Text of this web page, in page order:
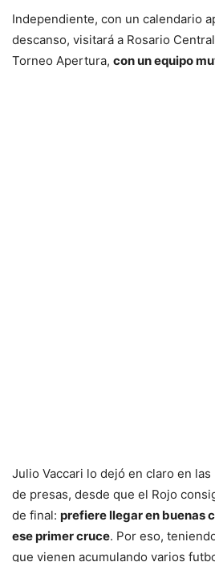
Independiente, con un calendario
descanso, visitará a Rosario
Torneo Apertura, con un equipo
Julio Vaccari lo dejó en claro en
de presas, desde que el Rojo
de final: prefiere llegar en buenas
ese primer cruce. Por eso,
que vienen acumulando varios